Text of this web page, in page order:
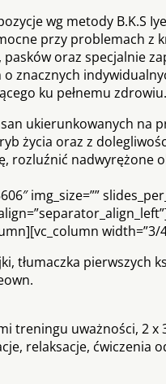
wg metody B.K.S
przy problemach z
oraz specjalnie
znacznych
ku pełnemu zdrowiu.
ukierunkowanych na
życia oraz z
rozluźnić nadwyrężone
img_size=””
width=”3/
tłumaczka pierwszych
treningu uważności, 2 x
relaksacje, ćwiczenia